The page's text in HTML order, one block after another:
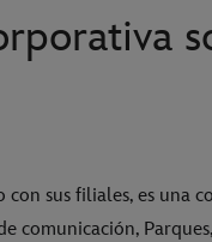
con sus filiales, es
comunicación,